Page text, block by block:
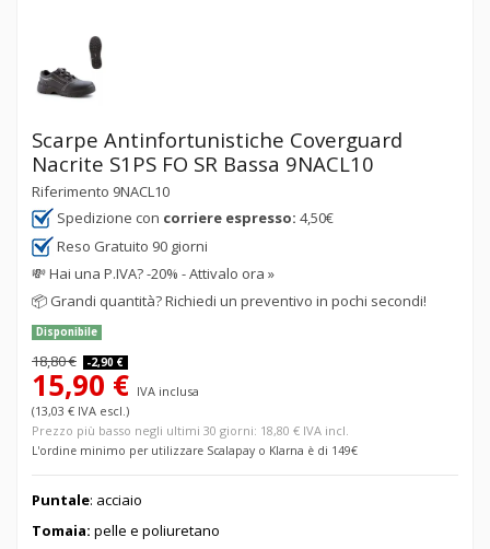
Scarpe Antinfortunistiche Coverguard
Nacrite S1PS FO SR Bassa 9NACL10
Riferimento 9NACL10
Spedizione con corriere espresso: 4,50€
Reso Gratuito 90 giorni
💸Hai una P.IVA? -20% - Attivalo ora »
📦 Grandi quantità? Richiedi un preventivo in pochi secondi!
Disponibile
18,80 € -2,90 €
15,90 € IVA inclusa
(13,03 € IVA escl.)
Prezzo più basso negli ultimi 30 giorni: 18,80 € IVA incl.
L'ordine minimo per utilizzare Scalapay o Klarna è di 149€
Puntale: acciaio
Tomaia: pelle e poliuretano